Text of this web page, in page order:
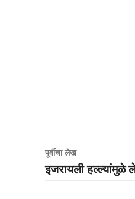
पूर्वीचा लेख
इजरायली